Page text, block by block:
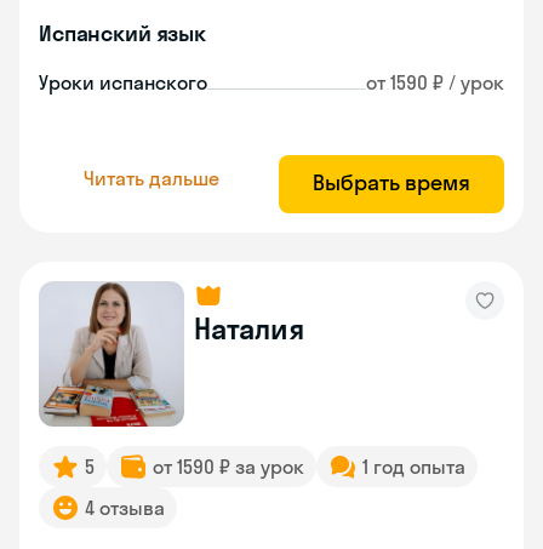
Испанский язык
Уроки испанского от 1590 ₽ / урок
Читать дальше Выбрать время
Наталия
5 от 1590 ₽ за урок
1 год опыта
4 отзыва